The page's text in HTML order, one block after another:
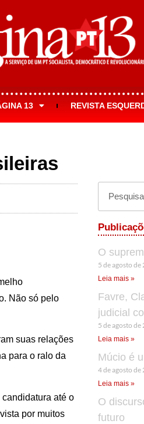
13 REVISTA
Não só pelo
suas relações
para o ralo da
até o
por muitos
O
5 de agosto de
Leia mais »
Favre,
judicial
5 de agosto de
Leia mais »
Múcio é
4 de agosto de
Leia mais »
O
futuro